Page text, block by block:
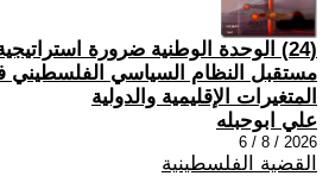
(24) الوحدة الوطنية ضرورة
مستقبل النظام السياسي
المتغيرات الإقليمية والدولية
علي ابوحبله
2026 / 8 / 6
القضية الفلسطينية